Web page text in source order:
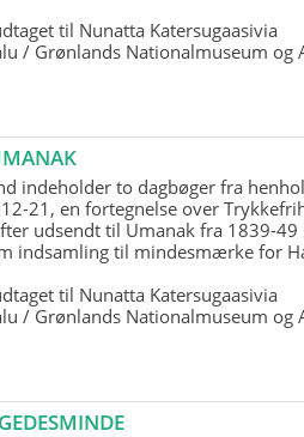
til Nunatta Katersugaasivia
/ Grønlands Nationalmuseum og
indeholder to dagbøger fra
21, en fortegnelse over
udsendt til Umanak fra 1839-49
indsamling til mindesmærke for
til Nunatta Katersugaasivia
/ Grønlands Nationalmuseum og